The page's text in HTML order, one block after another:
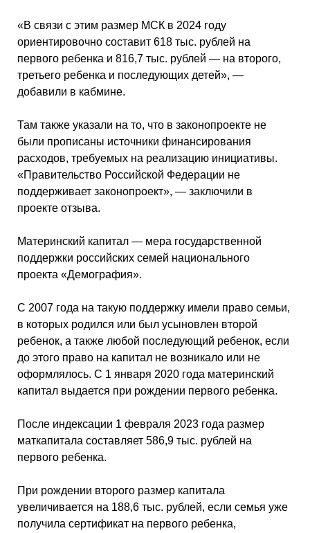
«В связи с этим размер МСК в 2024 году
ориентировочно составит 618 тыс. рублей на
первого ребенка и 816,7 тыс. рублей — на второго,
третьего ребенка и последующих детей», —
добавили в кабмине.
Там также указали на то, что в законопроекте не
были прописаны источники финансирования
расходов, требуемых на реализацию инициативы.
«Правительство Российской Федерации не
поддерживает законопроект», — заключили в
проекте отзыва.
Материнский капитал — мера государственной
поддержки российских семей национального
проекта «Демография».
С 2007 года на такую поддержку имели право семьи,
в которых родился или был усыновлен второй
ребенок, а также любой последующий ребенок, если
до этого право на капитал не возникало или не
оформлялось. С 1 января 2020 года материнский
капитал выдается при рождении первого ребенка.
После индексации 1 февраля 2023 года размер
маткапитала составляет 586,9 тыс. рублей на
первого ребенка.
При рождении второго размер капитала
увеличивается на 188,6 тыс. рублей, если семья уже
получила сертификат на первого ребенка,